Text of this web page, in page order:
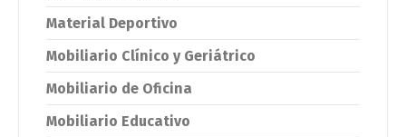
Material Deportivo
Mobiliario Clínico y Geriátrico
Mobiliario de Oficina
Mobiliario Educativo